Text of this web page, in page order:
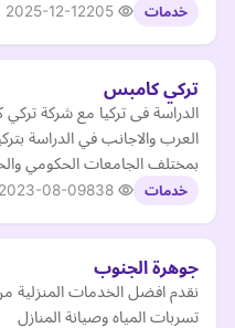
خدمات 2025-12-12
تركي كامبس
الدراسة فى تركيا مع شركة
العرب والاجانب في الدراسة
بمختلف الجامعات الحكومي
خدمات 2023-08-09
جوهرة الجنوب
نقدم افضل الخدمات
تسربات المياه وصيانة المنازل